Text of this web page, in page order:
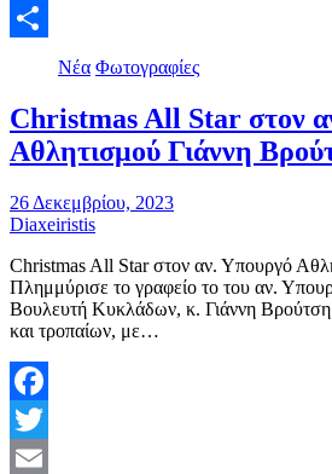
Μοιραστείτε
Νέα Φωτογραφίες
Christmas All Star στον
Αθλητισμού Γιάννη
26 Δεκεμβρίου, 2023
Diaxeiristis
Christmas All Star στον αν. Υπουργό
Πλημμύρισε το γραφείο το του αν.
Βουλευτή Κυκλάδων, κ. Γιάννη
και τροπαίων, με…
Facebook
Twitter